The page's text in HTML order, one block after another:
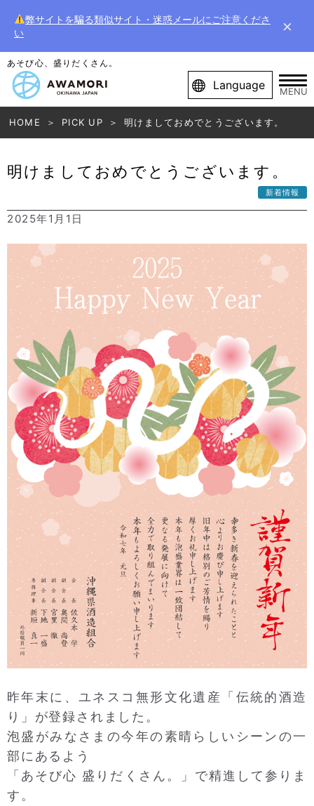
弊サイトを騙る類似サイト・迷惑メールにご注意くださ
い
×
あそび心、盛りだくさん。
Language MENU
HOME PICK UP 明けましておめでとうございます。
明けましておめでとうございます。
新着情報
2025年1月1日
昨年末に、ユネスコ無形文化遺産「伝統的酒造
り」が登録されました。
泡盛がみなさまの今年の素晴らしいシーンの一
部にあるよう
「あそび心 盛りだくさん。」で精進して参りま
す。